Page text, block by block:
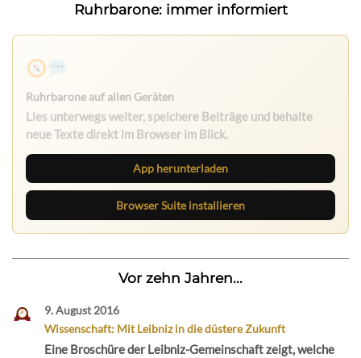
Ruhrbarone: immer informiert
Ruhrbarone auf allen Geräten
Lies unterwegs weiter, speichere Beiträge und behalte
neue Texte direkt im Browser im Blick.
App herunterladen
Browser Suite installieren
Vor zehn Jahren...
9. August 2016
Wissenschaft: Mit Leibniz in die düstere Zukunft
Eine Broschüre der Leibniz-Gemeinschaft zeigt, welche